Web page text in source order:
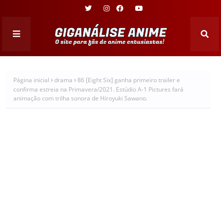
Página inicial drama
86 [Eight Six] ganha primeiro trailer e
confirma estreia na Primavera/2021. Estúdio A-1 Pictures fará
animação com trilha sonora de Hiroyuki Sawano.